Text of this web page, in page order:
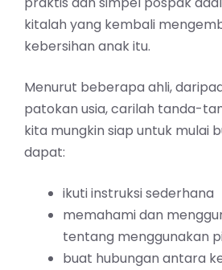
kitalah yang kembali
kebersihan anak itu.
Menurut beberapa ahli,
patokan usia, carilah tanda-
kita mungkin siap untuk mulai
dapat:
ikuti instruksi sederhana
memahami dan
tentang menggunakan
buat hubungan antara